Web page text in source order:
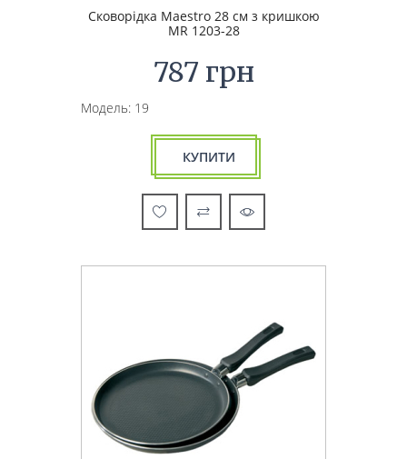
Сковорідка Maestro 28 см з кришкою
MR 1203-28
787 грн
Модель: 19
КУПИТИ